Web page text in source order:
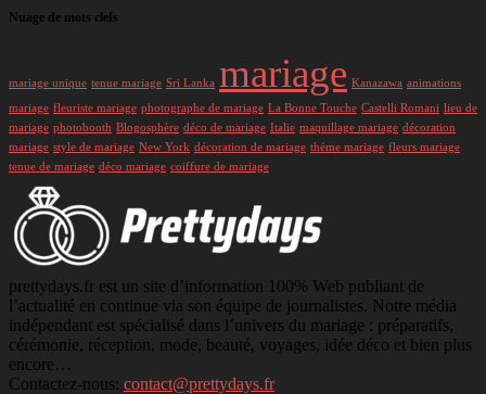
Nuage de mots clefs
mariage unique tenue mariage Sri Lanka mariage Kanazawa animations
mariage fleuriste mariage photographe de mariage La Bonne Touche Castelli Romani lieu de
mariage photobooth Blogosphère déco de mariage Italie maquillage mariage décoration
mariage style de mariage New York décoration de mariage théme mariage fleurs mariage
tenue de mariage déco mariage coiffure de mariage
prettydays.fr est un site d’information 100% Web publiant de
l’actualité en continue via son équipe de journalistes. Notre média
indépendant est spécialisé dans l’univers du mariage : préparatifs,
cérémonie, réception, mode, beauté, voyages, idée déco et bien plus
encore…
Contactez-nous: contact@prettydays.fr